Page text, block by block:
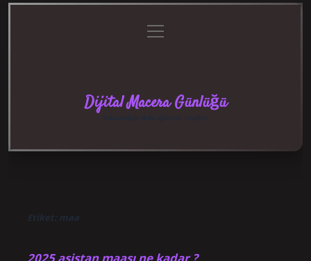
menüyü
aç
Dijital Macera Günlüğü
Etiket: maa
2025 asistan maaşı ne kadar ?